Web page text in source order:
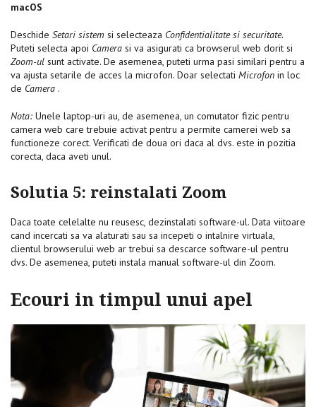
macOS
Deschide Setari sistem si selecteaza Confidentialitate si securitate.
Puteti selecta apoi Camera si va asigurati ca browserul web dorit si
Zoom-ul sunt activate. De asemenea, puteti urma pasi similari pentru a
va ajusta setarile de acces la microfon. Doar selectati Microfon in loc
de Camera .
Nota: Unele laptop-uri au, de asemenea, un comutator fizic pentru
camera web care trebuie activat pentru a permite camerei web sa
functioneze corect. Verificati de doua ori daca al dvs. este in pozitia
corecta, daca aveti unul.
Solutia 5: reinstalati Zoom
Daca toate celelalte nu reusesc, dezinstalati software-ul. Data viitoare
cand incercati sa va alaturati sau sa incepeti o intalnire virtuala,
clientul browserului web ar trebui sa descarce software-ul pentru
dvs. De asemenea, puteti instala manual software-ul din Zoom.
Ecouri in timpul unui apel